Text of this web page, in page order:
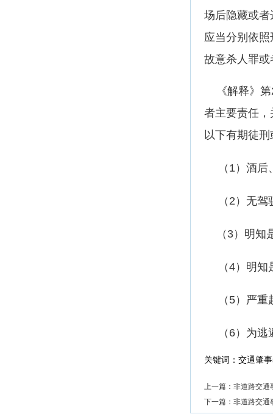
场后隐藏或
应当分别依
故意杀人罪
《解释》第
者主要责任
以下有期徒
（1）酒后
（2）无
（3）明知
（4）明知
（5）严
（6）为逃
关键词： 交通肇
上一篇： 非道路交通
下一篇： 非道路交通